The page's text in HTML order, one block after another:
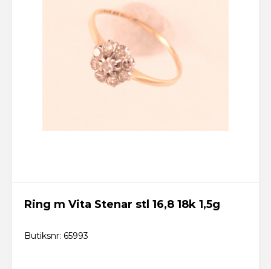
Ring m Vita Stenar stl 16,8 18k 1,5g
Butiksnr: 65993